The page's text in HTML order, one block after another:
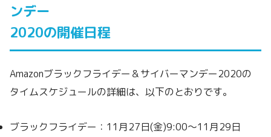
ンデー
2020の開催日程
Amazonブラックフライデー＆サイバーマンデー2020の
タイムスケジュールの詳細は、以下のとおりです。
ブラックフライデー：11月27日(金)9:00〜11月29日